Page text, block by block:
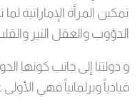
تمكين المرأة الإماراتية
الدؤوب والعقل النير
و دولتنا إلى جانب كونها
قيادياً وبرلمانياً فهي